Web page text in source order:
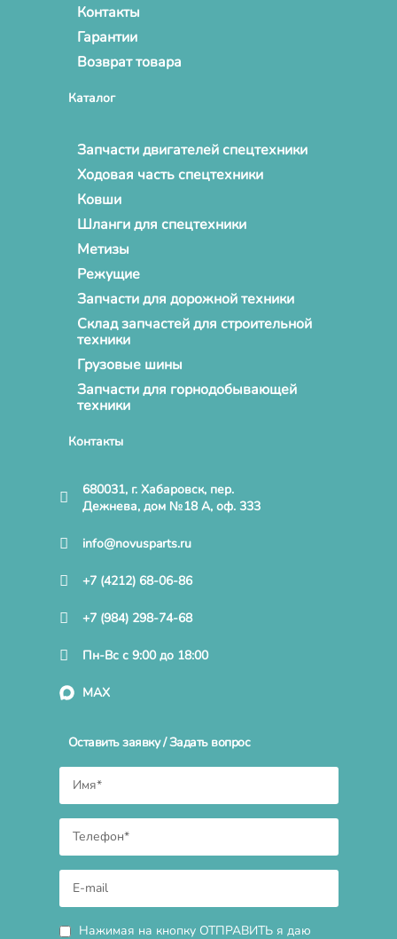
Контакты
Гарантии
Возврат товара
Каталог
Запчасти двигателей спецтехники
Ходовая часть спецтехники
Ковши
Шланги для спецтехники
Метизы
Режущие
Запчасти для дорожной техники
Склад запчастей для строительной
техники
Грузовые шины
Запчасти для горнодобывающей
техники
Контакты
680031, г. Хабаровск, пер.
Дежнева, дом №18 А, оф. 333
info@novusparts.ru
+7 (4212) 68-06-86
+7 (984) 298-74-68
Пн-Вс с 9:00 до 18:00
MAX
Оставить заявку / Задать вопрос
Нажимая на кнопку ОТПРАВИТЬ я даю